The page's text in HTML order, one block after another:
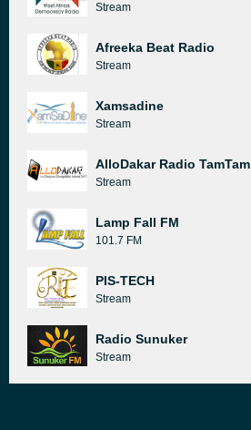
Stream
Afreeka Beat Radio
Stream
Xamsadine
Stream
AlloDakar Radio TamTam
Stream
Lamp Fall FM
101.7 FM
PIS-TECH
Stream
Radio Sunuker
Stream